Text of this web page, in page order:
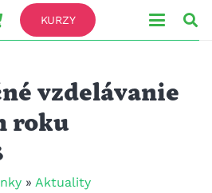
KURZY
vzdelávanie
roku
» Aktuality